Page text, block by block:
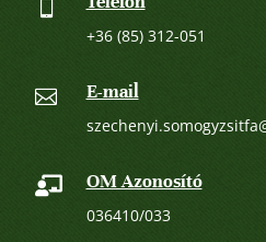

+36 (85) 312-051
 E-mail
 OM Azonosító
036410/033